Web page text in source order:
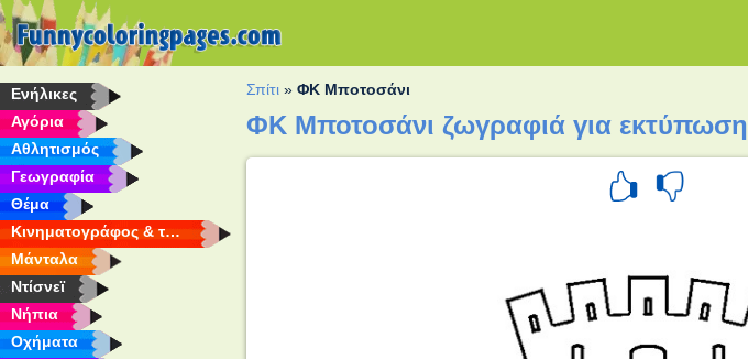
Eνήλικες
Αγόρια
Αθλητισμός
Γεωγραφία
Θέμα
Κινηματογράφος & τηλεόραση
Μάνταλα
Ντίσνεϊ
Νήπια
Οχήματα
Σπίτι »ΦΚ Μποτοσάνι
ΦΚ Μποτοσάνι ζωγραφιά για εκτύπωση